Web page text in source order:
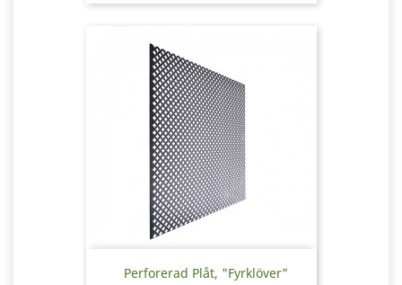
Perforerad Plåt, "Fyrklöver"